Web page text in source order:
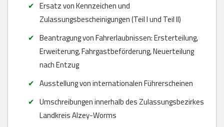
Ersatz von Kennzeichen und
Zulassungsbescheinigungen (Teil I und Teil II)
Beantragung von Fahrerlaubnissen: Ersterteilung,
Erweiterung, Fahrgastbeförderung, Neuerteilung
nach Entzug
Ausstellung von internationalen Führerscheinen
Umschreibungen innerhalb des Zulassungsbezirkes
Landkreis Alzey-Worms